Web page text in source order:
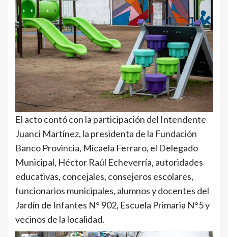
El acto contó con la participación del Intendente
Juanci Martínez, la presidenta de la Fundación
Banco Provincia, Micaela Ferraro, el Delegado
Municipal, Héctor Raúl Echeverría, autoridades
educativas, concejales, consejeros escolares,
funcionarios municipales, alumnos y docentes del
Jardín de Infantes N° 902, Escuela Primaria N°5 y
vecinos de la localidad.